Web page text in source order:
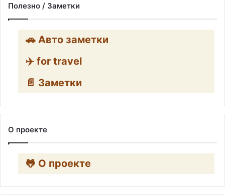
Полезно / Заметки
🚗 Авто заметки
✈️ for travel
📄 Заметки
О проекте
🐸 О проекте